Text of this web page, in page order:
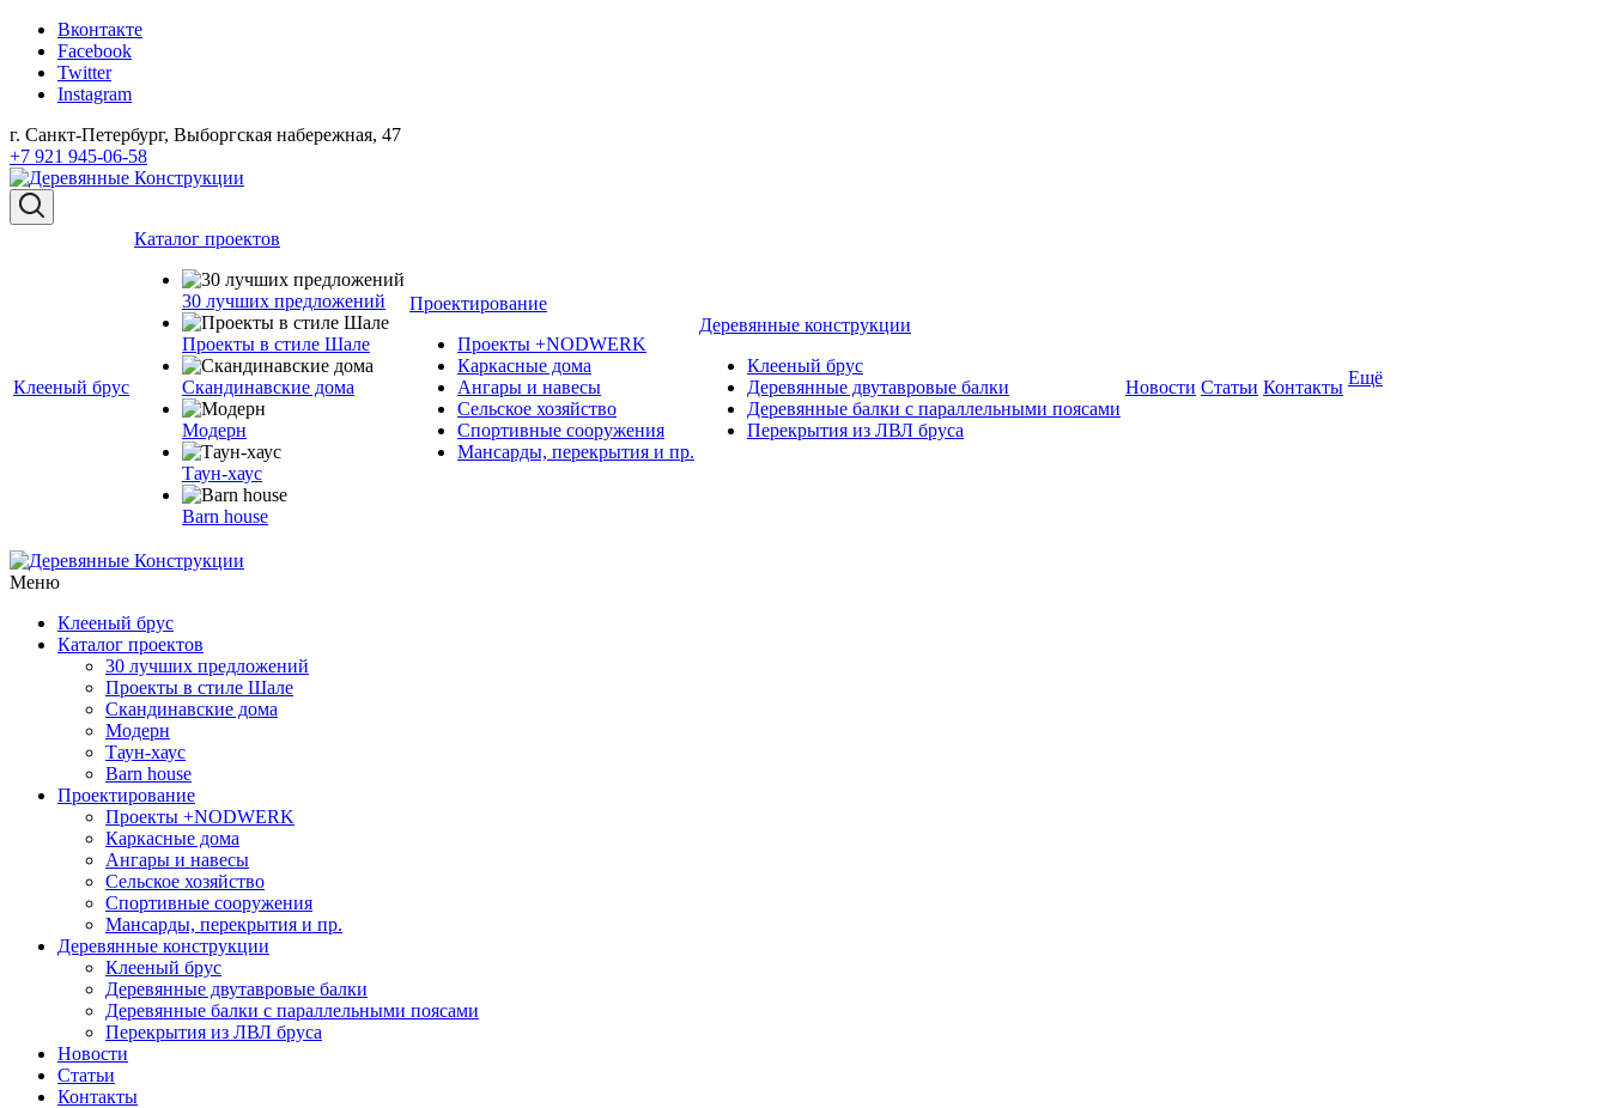
Вконтакте
Facebook
Twitter
Instagram
г. Санкт-Петербург, Выборгская набережная, 47
+7 921 945-06-58
Клееный брус
Каталог проектов
30 лучших предложений
Проекты в стиле Шале
Скандинавские дома
Модерн
Таун-хаус
Barn house
Проектирование
Проекты +NODWERK
Каркасные дома
Ангары и навесы
Сельское хозяйство
Спортивные сооружения
Мансарды, перекрытия и пр.
Деревянные конструкции
Клееный брус
Деревянные двутавровые балки
Деревянные балки с параллельными поясами
Перекрытия из ЛВЛ бруса
Новости Статьи Контакты Ещё
Меню
Клееный брус
Каталог проектов
30 лучших предложений
Проекты в стиле Шале
Скандинавские дома
Модерн
Таун-хаус
Barn house
Проектирование
Проекты +NODWERK
Каркасные дома
Ангары и навесы
Сельское хозяйство
Спортивные сооружения
Мансарды, перекрытия и пр.
Деревянные конструкции
Клееный брус
Деревянные двутавровые балки
Деревянные балки с параллельными поясами
Перекрытия из ЛВЛ бруса
Новости
Статьи
Контакты